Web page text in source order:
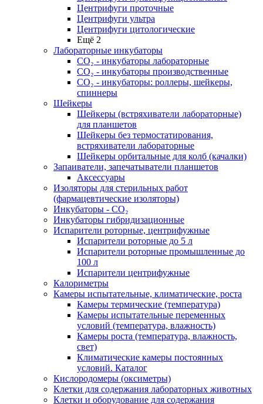
Центрифуги проточные
Центрифуги ультра
Центрифуги цитологические
Ещё 2
Лабораторные инкубаторы
СО₂ - инкубаторы лабораторные
СО₂ - инкубаторы производственные
СО₂ - инкубаторы: роллеры, шейкеры,
спиннеры
Шейкеры
Шейкеры (встряхиватели лабораторные)
для планшетов
Шейкеры без термостатирования,
встряхиватели лабораторные
Шейкеры орбитальные для колб (качалки)
Запаиватели, запечатыватели планшетов
Аксессуары
Изоляторы для стерильных работ
(фармацевтические изоляторы)
Инкубаторы - CO₂
Инкубаторы гибридизационные
Испарители роторные, центрифужные
Испарители роторные до 5 л
Испарители роторные промышленные до
100 л
Испарители центрифужные
Калориметры
Камеры испытательные, климатические, роста
Камеры термические (температура)
Камеры испытательные переменных
условий (температура, влажность)
Камеры роста (температура, влажность,
свет)
Климатические камеры постоянных
условий. Каталог
Кислородомеры (оксиметры)
Клетки для содержания лабораторных животных
Клетки и оборудование для содержания